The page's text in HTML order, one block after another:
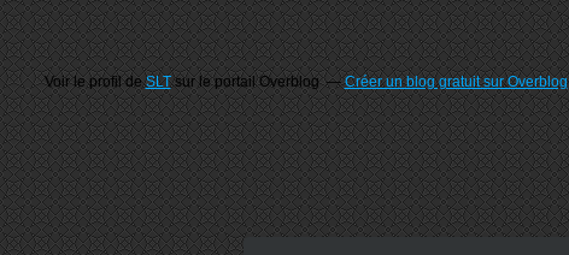
Voir le profil deSLTsur le portail Overblog Créer un blog gratuit sur Overblog